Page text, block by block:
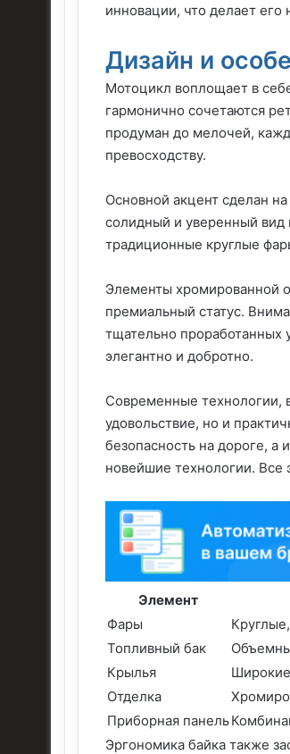
инновации, что делает
Дизайн и
Мотоцикл воплощает в
гармонично сочетаются
продуман до мелочей,
превосходству.
Основной акцент сделан
солидный и уверенный вид
традиционные круглые
Элементы хромированной
премиальный статус.
тщательно проработанных
элегантно и добротно.
Современные технологии,
удовольствие, но и
безопасность на дороге, а
новейшие технологии. Все
Элемент
Фары
Топливный бак
Крылья
Отделка
Приборная панель
Эргономика байка также